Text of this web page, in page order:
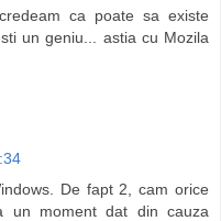
ca poate sa existe
un geniu... astia cu Mozila
De fapt 2, cam orice
un moment dat din cauza